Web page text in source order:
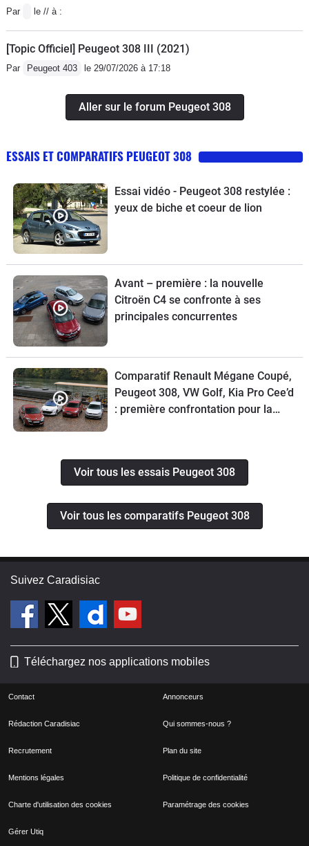
Par le // à :
[Topic Officiel] Peugeot 308 III (2021)
Par Peugeot 403 le 29/07/2026 à 17:18
Aller sur le forum Peugeot 308
ESSAIS ET COMPARATIFS PEUGEOT 308
Essai vidéo - Peugeot 308 restylée :
yeux de biche et coeur de lion
Avant – première : la nouvelle
Citroën C4 se confronte à ses
principales concurrentes
Comparatif Renault Mégane Coupé,
Peugeot 308, VW Golf, Kia Pro Cee’d
: première confrontation pour la
Voir tous les essais Peugeot 308
Voir tous les comparatifs Peugeot 308
Suivez Caradisiac
Téléchargez nos applications mobiles
Contact Annonceurs
Rédaction Caradisiac Qui sommes-nous ?
Recrutement Plan du site
Mentions légales Politique de confidentialité
Charte d'utilisation des cookies Paramétrage des cookies
Gérer Utiq